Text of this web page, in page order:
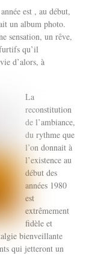
est , au début,
un album photo.
sensation, un rêve,
qu’il
d’alors, à
La
reconstitution
de l’ambiance,
du rythme que
l’on donnait à
l’existence au
début des
années 1980
est
extrêmement
fidèle et
bienveillante
qui jetteront un